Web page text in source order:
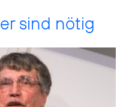
sind nötig